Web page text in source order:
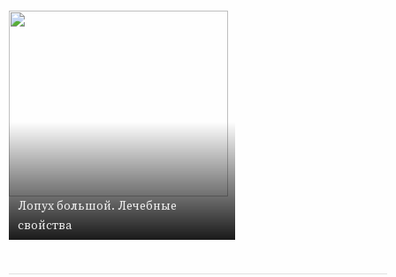
Лопух большой. Лечебные
свойства